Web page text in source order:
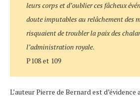
leurs corps et d’oublier ces fâcheux
doute imputables au relâchement des
risquaient de troubler la paix des
l’administration royale.
P108 et 109
L’auteur Pierre de Bernard est